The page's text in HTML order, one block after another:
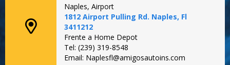
Naples, Airport
1812 Airport Pulling Rd. Naples, Fl
3411212
Frente a Home Depot
Tel: (239) 319-8548
Email: Naplesfl@amigosautoins.com